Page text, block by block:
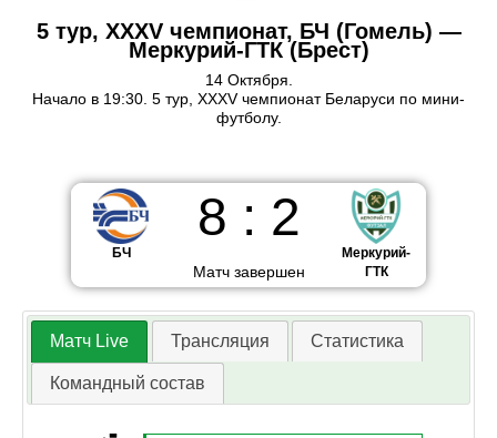
5 тур, XXXV чемпионат, БЧ (Гомель) —
Меркурий-ГТК (Брест)
14 Октября.
Начало в 19:30. 5 тур, XXXV чемпионат Беларуси по мини-
футболу.
БЧ
8 : 2
Матч завершен
Меркурий-
ГТК
Матч Live Трансляция Статистика
Командный состав